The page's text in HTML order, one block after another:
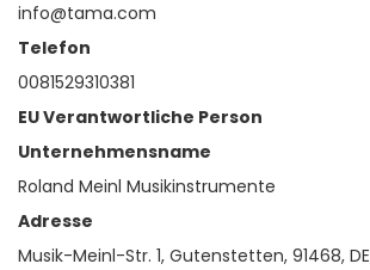
info@tama.com
Telefon
0081529310381
EU Verantwortliche Person
Unternehmensname
Roland Meinl Musikinstrumente
Adresse
Musik-Meinl-Str. 1, Gutenstetten, 91468, DE